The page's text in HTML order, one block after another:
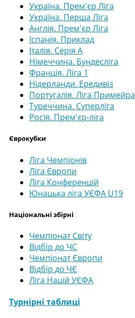
Україна. Прем'єр Ліга
Україна. Перша Ліга
Англія. Прем'єр Ліга
Іспанія. Приклад
Італія. Серія А
Німеччина. Бундесліга
Франція. Ліга 1
Нідерланди. Ередивіз
Португалія. Ліга Примейра
Туреччина. Суперліга
Росія. Прем'єр-ліга
Єврокубки
Ліга Чемпіонів
Ліга Європи
Ліга Конференцій
Юнацька ліга УЄФА U19
Національні збірні
Чемпіонат Світу
Відбір до ЧС
Чемпіонат Європи
Відбір до ЧЄ
Ліга Націй УЄФА
Турнірні таблиці